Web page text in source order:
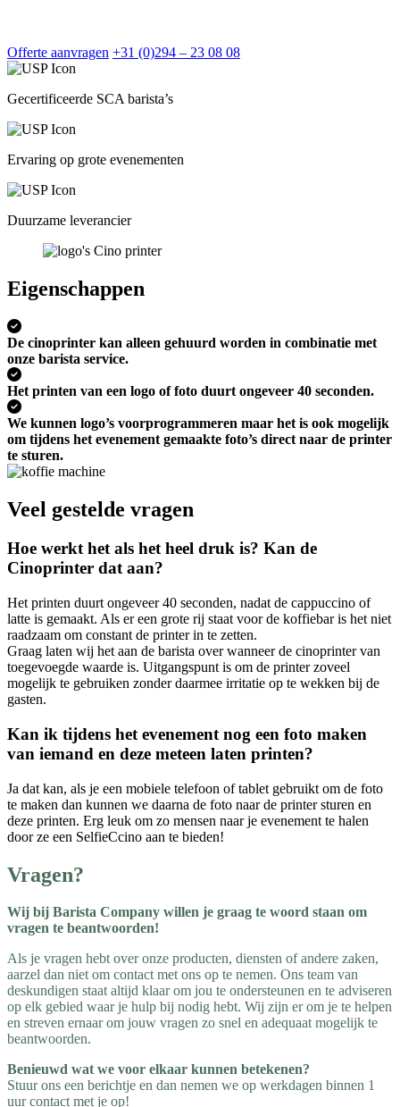
Offerte aanvragen +31 (0)294 – 23 08 08
Gecertificeerde SCA barista’s
Ervaring op grote evenementen
Duurzame leverancier
Eigenschappen
De cinoprinter kan alleen gehuurd worden in combinatie met
onze barista service.
Het printen van een logo of foto duurt ongeveer 40 seconden.
We kunnen logo’s voorprogrammeren maar het is ook mogelijk
om tijdens het evenement gemaakte foto’s direct naar de printer
te sturen.
Veel gestelde vragen
Hoe werkt het als het heel druk is? Kan de
Cinoprinter dat aan?
Het printen duurt ongeveer 40 seconden, nadat de cappuccino of
latte is gemaakt. Als er een grote rij staat voor de koffiebar is het niet
raadzaam om constant de printer in te zetten.
Graag laten wij het aan de barista over wanneer de cinoprinter van
toegevoegde waarde is. Uitgangspunt is om de printer zoveel
mogelijk te gebruiken zonder daarmee irritatie op te wekken bij de
gasten.
Kan ik tijdens het evenement nog een foto maken
van iemand en deze meteen laten printen?
Ja dat kan, als je een mobiele telefoon of tablet gebruikt om de foto
te maken dan kunnen we daarna de foto naar de printer sturen en
deze printen. Erg leuk om zo mensen naar je evenement te halen
door ze een SelfieCcino aan te bieden!
Vragen?
Wij bij Barista Company willen je graag te woord staan om
vragen te beantwoorden!
Als je vragen hebt over onze producten, diensten of andere zaken,
aarzel dan niet om contact met ons op te nemen. Ons team van
deskundigen staat altijd klaar om jou te ondersteunen en te adviseren
op elk gebied waar je hulp bij nodig hebt. Wij zijn er om je te helpen
en streven ernaar om jouw vragen zo snel en adequaat mogelijk te
beantwoorden.
Benieuwd wat we voor elkaar kunnen betekenen?
Stuur ons een berichtje en dan nemen we op werkdagen binnen 1
uur contact met je op!